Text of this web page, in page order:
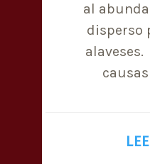
al
disperso
alaveses.